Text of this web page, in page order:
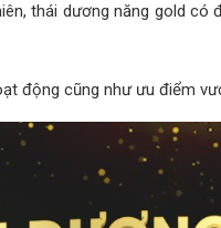
thái dương năng gold
động cũng như ưu điểm